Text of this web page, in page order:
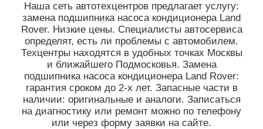
Наша сеть автотехцентров предлагает услугу:
замена подшипника насоса кондиционера Land
Rover. Низкие цены. Специалисты автосервиса
определят, есть ли проблемы с автомобилем.
Техцентры находятся в удобных точках Москвы
и ближайшего Подмосковья. Замена
подшипника насоса кондиционера Land Rover:
гарантия сроком до 2-х лет. Запасные части в
наличии: оригинальные и аналоги. Записаться
на диагностику или ремонт можно по телефону
или через форму заявки на сайте.